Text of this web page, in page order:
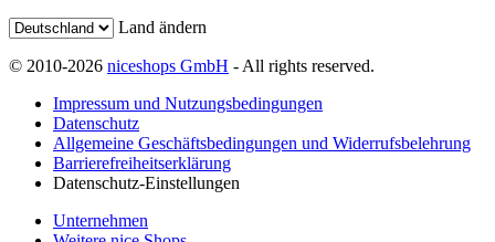
Land ändern
© 2010-2026 niceshops GmbH - All rights reserved.
Impressum und Nutzungsbedingungen
Datenschutz
Allgemeine Geschäftsbedingungen und Widerrufsbelehrung
Barrierefreiheitserklärung
Datenschutz-Einstellungen
Unternehmen